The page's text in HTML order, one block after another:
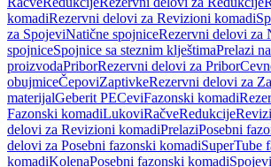
komadiRezervni delovi za Revizioni komadi
za SpojeviNatične spojniceRezervni delovi za
spojniceSpojnice sa steznim klještimaPrelazi
proizvodaPriborRezervni delovi za Pribor
obujmiceČepoviZaptivkeRezervni delovi za
materijalGeberit PECeviFazonski komadi
Fazonski komadiLukoviRačveRedukcije
delovi za Revizioni komadiPrelaziPosebni
delovi za Posebni fazonski komadiSuperTube
komadiKolenaPosebni fazonski komadiSpojevi